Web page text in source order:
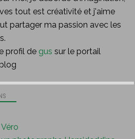
tout est créativité et j'aime
partager ma passion avec les
profil de gus sur le portail
Véro